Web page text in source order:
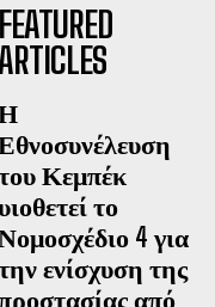
FEATURED
ARTICLES
Κεμπέκ
το
4 για
ενίσχυση της
από